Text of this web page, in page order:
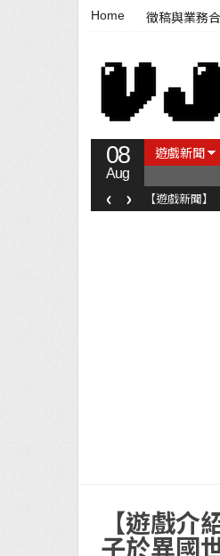
Home 徵稿與業務
08
Aug
遊戲新聞
【遊戲新聞
‹ ›
【遊戲
子於異國